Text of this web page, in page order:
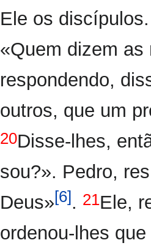
Ele os
«Quem dizem
respondendo,
outros, que um
20Disse-lhes,
sou?». Pedro,
Deus»[6]. 21Ele,
ordenou-lhes